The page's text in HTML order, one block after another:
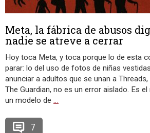
Meta, la fábrica de abusos
nadie se atreve a cerrar
Hoy toca Meta, y toca porque lo de esta
parar: lo del uso de fotos de niñas
anunciar a adultos que se unan a
The Guardian, no es un error aislado. Es
un modelo de …
7